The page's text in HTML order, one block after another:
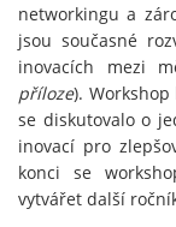
networkingu a
jsou současné
inovacích mezi
příloze).
se diskutovalo o
inovací pro
konci se
vytvářet další